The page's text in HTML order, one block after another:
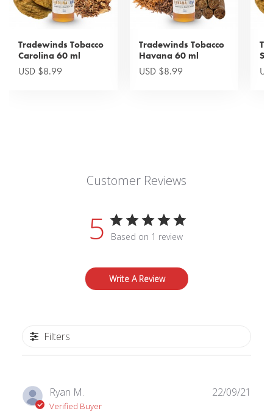
Tradewinds Tobacco
Carolina 60 ml
USD $8.99
Tradewinds Tobacco
Havana 60 ml
USD $8.99
Customer Reviews
5 Based on 1 review
Write A Review
Filters
Ryan M.
Verified Buyer
22/09/21